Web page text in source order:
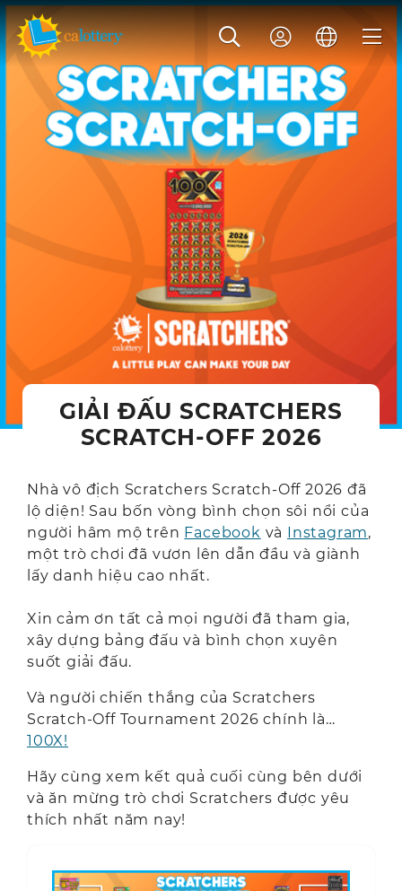
GIẢI ĐẤU SCRATCHERS
SCRATCH-OFF 2026
Nhà vô địch Scratchers Scratch-Off 2026 đã
lộ diện! Sau bốn vòng bình chọn sôi nổi của
người hâm mộ trên Facebook và Instagram,
một trò chơi đã vươn lên dẫn đầu và giành
lấy danh hiệu cao nhất.
Xin cảm ơn tất cả mọi người đã tham gia,
xây dựng bảng đấu và bình chọn xuyên
suốt giải đấu.
Và người chiến thắng của Scratchers
Scratch-Off Tournament 2026 chính là…
100X!
Hãy cùng xem kết quả cuối cùng bên dưới
và ăn mừng trò chơi Scratchers được yêu
thích nhất năm nay!